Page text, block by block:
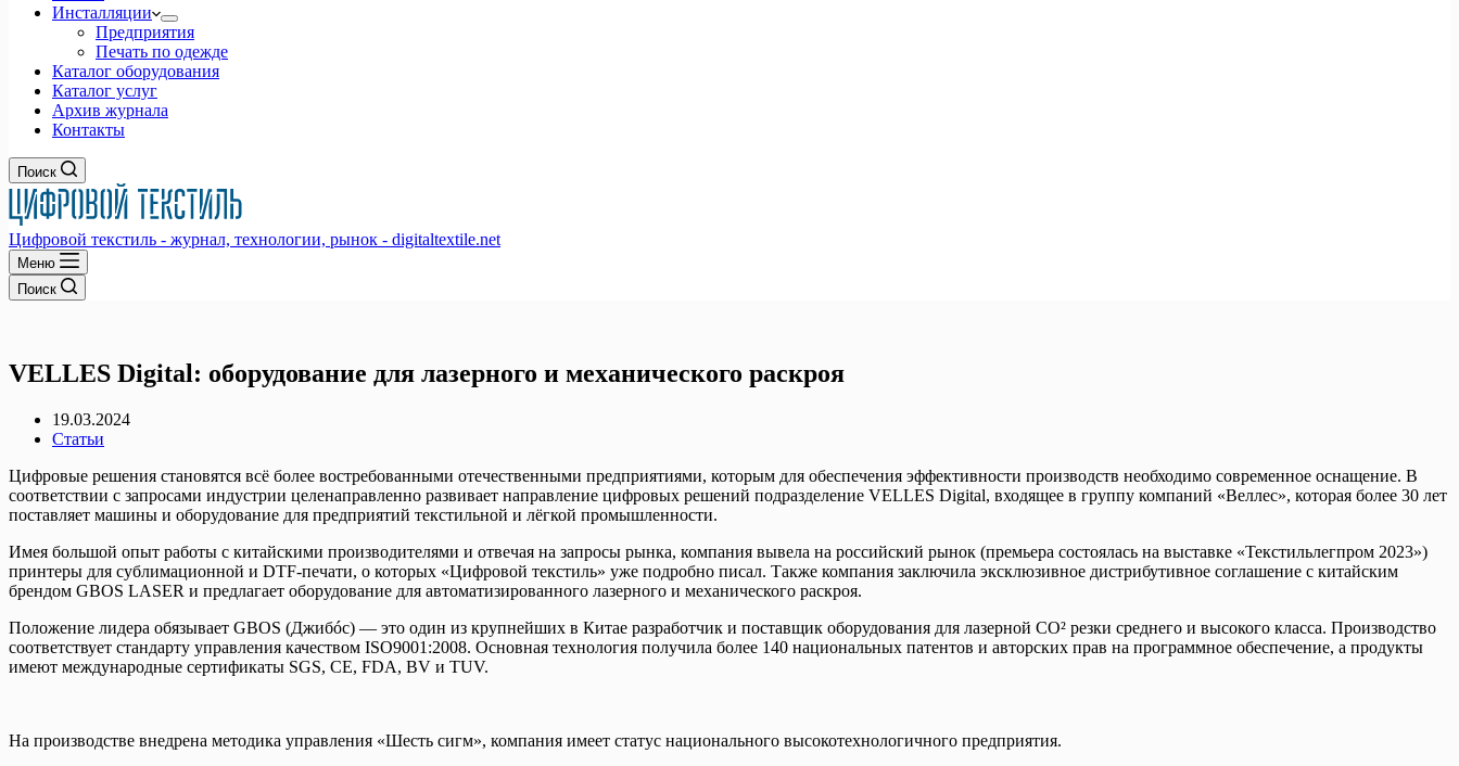
Инсталляции
Предприятия
Печать по одежде
Каталог оборудования
Каталог услуг
Архив журнала
Контакты
Поиск
Цифровой текстиль - журнал, технологии, рынок - digitaltextile.net
Меню
Поиск
VELLES Digital: оборудование для лазерного и механического раскроя
19.03.2024
Статьи
Цифровые решения становятся всё более востребованными отечественными предприятиями, которым для обеспечения эффективности производств необходимо современное оснащение. В
соответствии с запросами индустрии целенаправленно развивает направление цифровых решений подразделение VELLES Digital, входящее в группу компаний «Веллес», которая более 30 лет
поставляет машины и оборудование для предприятий текстильной и лёгкой промышленности.
Имея большой опыт работы с китайскими производителями и отвечая на запросы рынка, компания вывела на российский рынок (премьера состоялась на выставке «Текстильлегпром 2023»)
принтеры для сублимационной и DTF-печати, о которых «Цифровой текстиль» уже подробно писал. Также компания заключила эксклюзивное дистрибутивное соглашение с китайским
брендом GBOS LASER и предлагает оборудование для автоматизированного лазерного и механического раскроя.
Положение лидера обязывает GBOS (Джибóс) — это один из крупнейших в Китае разработчик и поставщик оборудования для лазерной CO² резки среднего и высокого класса. Производство
соответствует стандарту управления качеством ISO9001:2008. Основная технология получила более 140 национальных патентов и авторских прав на программное обеспечение, а продукты
имеют международные сертификаты SGS, CE, FDA, BV и TUV.
На производстве внедрена методика управления «Шесть сигм», компания имеет статус национального высокотехнологичного предприятия.